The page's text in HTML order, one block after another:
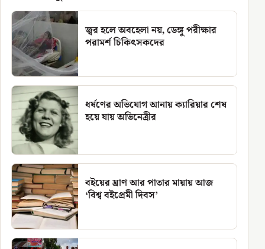
জ্বর হলে অবহেলা নয়, ডেঙ্গু পরীক্ষার
পরামর্শ চিকিৎসকদের
ধর্ষণের অভিযোগ আনায় ক্যারিয়ার শেষ
হয়ে যায় অভিনেত্রীর
বইয়ের ঘ্রাণ আর পাতার মায়ায় আজ
‘বিশ্ব বইপ্রেমী দিবস’